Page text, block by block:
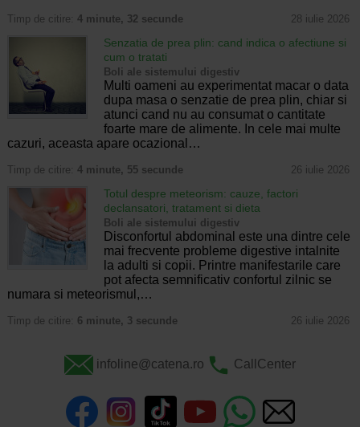
Timp de citire: 4 minute, 32 secunde 28 iulie 2026
Senzatia de prea plin: cand indica o afectiune si
cum o tratati
Boli ale sistemului digestiv
Multi oameni au experimentat macar o data
dupa masa o senzatie de prea plin, chiar si
atunci cand nu au consumat o cantitate
foarte mare de alimente. In cele mai multe
cazuri, aceasta apare ocazional…
Timp de citire: 4 minute, 55 secunde 26 iulie 2026
Totul despre meteorism: cauze, factori
declansatori, tratament si dieta
Boli ale sistemului digestiv
Disconfortul abdominal este una dintre cele
mai frecvente probleme digestive intalnite
la adulti si copii. Printre manifestarile care
pot afecta semnificativ confortul zilnic se
numara si meteorismul,…
Timp de citire: 6 minute, 3 secunde 26 iulie 2026
infoline@catena.ro CallCenter